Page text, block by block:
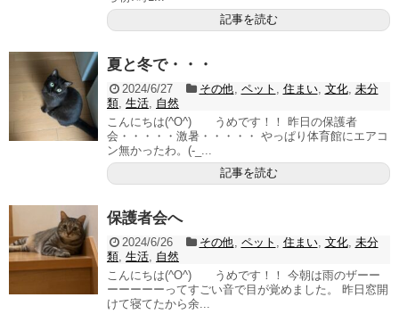
記事を読む
夏と冬で・・・
2024/6/27 その他 ペット 住まい, 文化, 未分
類 生活 自然
こんにちは(^O^) うめです！！ 昨日の保護者
会・・・・・激暑・・・・・ やっぱり体育館にエアコ
ン無かったわ。(-_...
記事を読む
保護者会へ
2024/6/26 その他 ペット 住まい, 文化, 未分
類 生活 自然
こんにちは(^O^) うめです！！ 今朝は雨のザーー
ーーーーーってすごい音で目が覚めました。 昨日窓開
けて寝てたから余...